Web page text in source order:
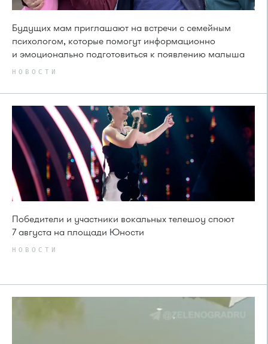
Будущих мам приглашают на встречи с семейным
психологом, которые помогут информационно
и эмоционально подготовиться к появлению малыша
НОВОСТИ
Победители и участники вокальных телешоу споют
7 августа на площади Юности
НОВОСТИ